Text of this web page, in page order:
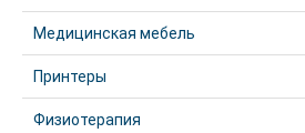
Медицинская мебель
Принтеры
Физиотерапия